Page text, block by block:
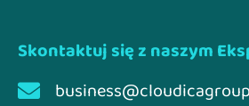
Skontaktuj się z naszym